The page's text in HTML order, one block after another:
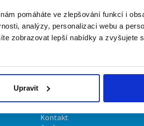
pomáháte ve zlepšování funkcí i
analýzy, personalizaci webu a
zobrazovat lepší nabídky a zvyšujete
Upravit
Kontakt